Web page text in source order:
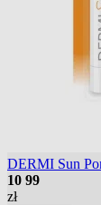
DERMI Sun
10 99
zł